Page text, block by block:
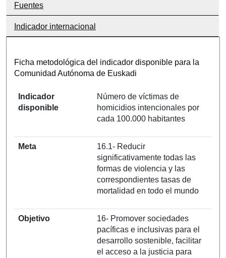
Fuentes
Indicador internacional
Ficha metodológica del indicador disponible para la
Comunidad Autónoma de Euskadi
Indicador
disponible
Número de víctimas de
homicidios intencionales por
cada 100.000 habitantes
Meta
16.1- Reducir
significativamente todas las
formas de violencia y las
correspondientes tasas de
mortalidad en todo el mundo
Objetivo
16- Promover sociedades
pacíficas e inclusivas para el
desarrollo sostenible, facilitar
el acceso a la justicia para